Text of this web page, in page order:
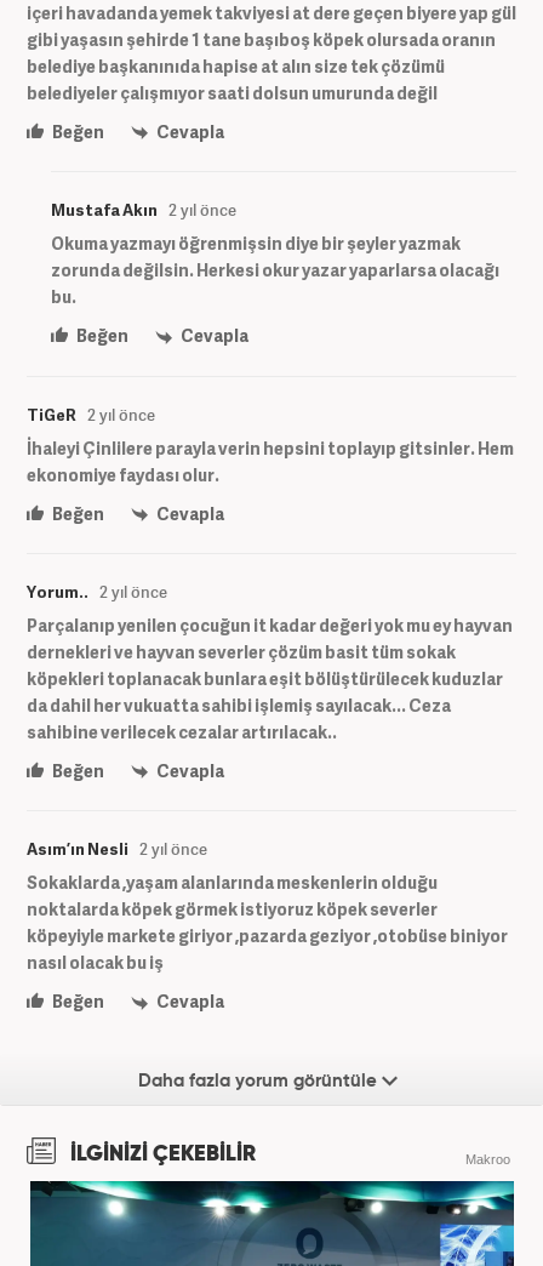
içeri havadanda yemek takviyesi at dere geçen biyere yap gül
gibi yaşasın şehirde 1 tane başıboş köpek olursada oranın
belediye başkanınıda hapise at alın size tek çözümü
belediyeler çalışmıyor saati dolsun umurunda değil
Beğen
Cevapla
Mustafa Akın 2 yıl önce
Okuma yazmayı öğrenmişsin diye bir şeyler yazmak
zorunda değilsin. Herkesi okur yazar yaparlarsa olacağı
bu.
Beğen
Cevapla
TiGeR 2 yıl önce
İhaleyi Çinlilere parayla verin hepsini toplayıp gitsinler. Hem
ekonomiye faydası olur.
Beğen
Cevapla
Yorum.. 2 yıl önce
Parçalanıp yenilen çocuğun it kadar değeri yok mu ey hayvan
dernekleri ve hayvan severler çözüm basit tüm sokak
köpekleri toplanacak bunlara eşit bölüştürülecek kuduzlar
da dahil her vukuatta sahibi işlemiş sayılacak... Ceza
sahibine verilecek cezalar artırılacak..
Beğen
Cevapla
Asım’ın Nesli 2 yıl önce
Sokaklarda ,yaşam alanlarında meskenlerin olduğu
noktalarda köpek görmek istiyoruz köpek severler
köpeyiyle markete giriyor ,pazarda geziyor ,otobüse biniyor
nasıl olacak bu iş
Beğen
Cevapla
Daha fazla yorum görüntüle
İLGİNİZİ ÇEKEBİLİR Makroo